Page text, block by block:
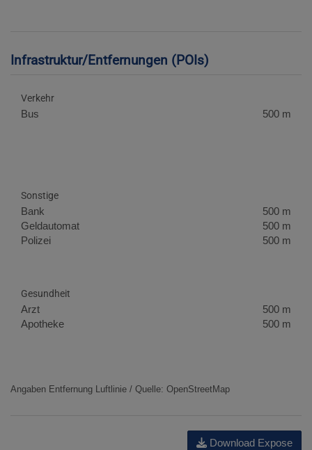
Infrastruktur/Entfernungen (POIs)
Verkehr
Bus 500 m
Sonstige
Bank
500 m
Geldautomat
500 m
Polizei
500 m
Gesundheit
Arzt
500 m
Apotheke
500 m
Angaben Entfernung Luftlinie / Quelle: OpenStreetMap
Download Expose